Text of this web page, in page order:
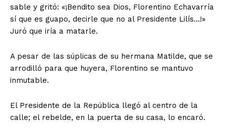
sable y gritó: «¡Bendito sea Dios, Florentino Echavarría
sí que es guapo, decirle que no al Presidente Lilís…!»
Juró que iría a matarle.
A pesar de las súplicas de su hermana Matilde, que se
arrodilló para que huyera, Florentino se mantuvo
inmutable.
El Presidente de la República llegó al centro de la
calle; el rebelde, en la puerta de su casa, lo encaró.